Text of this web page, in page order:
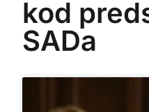
kod
SADa